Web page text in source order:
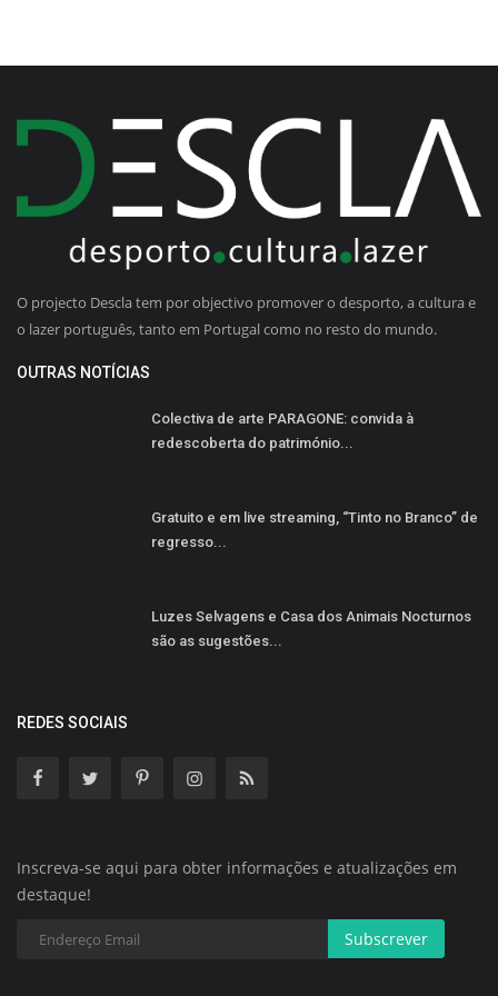
O projecto Descla tem por objectivo promover o desporto, a cultura e
o lazer português, tanto em Portugal como no resto do mundo.
OUTRAS NOTÍCIAS
Colectiva de arte PARAGONE: convida à
redescoberta do património...
Gratuito e em live streaming, “Tinto no Branco” de
regresso...
Luzes Selvagens e Casa dos Animais Nocturnos
são as sugestões...
REDES SOCIAIS
Inscreva-se aqui para obter informações e atualizações em
destaque!
Subscrever